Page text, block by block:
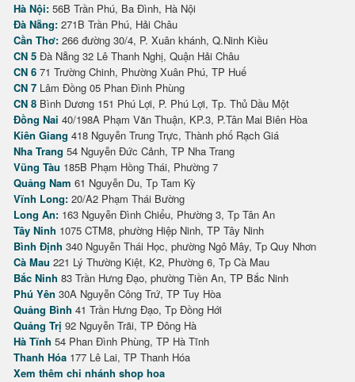
Hà Nội: 56B Trần Phú, Ba Đình, Hà Nội
Đà Nẵng: 271B Trần Phú, Hải Châu
Cần Thơ: 266 đường 30/4, P. Xuân khánh, Q.Ninh Kiều
CN 5 Đà Nẵng 32 Lê Thanh Nghị, Quận Hải Châu
CN 6 71 Trường Chinh, Phường Xuân Phú, TP Huế
CN 7 Lâm Đồng 05 Phan Đình Phùng
CN 8 Bình Dương 151 Phú Lợi, P. Phú Lợi, Tp. Thủ Dầu Một
Đồng Nai 40/198A Phạm Văn Thuận, KP.3, P.Tân Mai Biên Hòa
Kiên Giang 418 Nguyễn Trung Trực, Thành phố Rạch Giá
Nha Trang 54 Nguyễn Đức Cảnh, TP Nha Trang
Vũng Tàu 185B Phạm Hồng Thái, Phường 7
Quảng Nam 61 Nguyễn Du, Tp Tam Kỳ
Vĩnh Long: 20/A2 Phạm Thái Bường
Long An: 163 Nguyễn Đình Chiểu, Phường 3, Tp Tân An
Tây Ninh 1075 CTM8, phường Hiệp Ninh, TP Tây Ninh
Bình Định 340 Nguyễn Thái Học, phường Ngô Mây, Tp Quy Nhơn
Cà Mau 221 Lý Thường Kiệt, K2, Phường 6, Tp Cà Mau
Bắc Ninh 83 Trần Hưng Đạo, phường Tiền An, TP Bắc Ninh
Phú Yên 30A Nguyễn Công Trứ, TP Tuy Hòa
Quảng Bình 41 Trần Hưng Đạo, Tp Đồng Hới
Quảng Trị 92 Nguyễn Trãi, TP Đông Hà
Hà Tĩnh 54 Phan Đình Phùng, TP Hà Tĩnh
Thanh Hóa 177 Lê Lai, TP Thanh Hóa
Xem thêm chi nhánh shop hoa